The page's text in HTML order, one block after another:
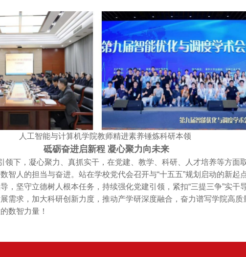
人工智能与计算机学院教师精进素养锤炼科研本领
砥砺奋进启新程 凝心聚力向未来
领下，凝心聚力、真抓实干，在党建、教学、科研、人才培养等方面
智人的担当与奋进。站在学校党代会召开与“十五五”规划启动的新起
，坚守立德树人根本任务，持续强化党建引领，紧扣“三提三争”实干
需求，加大科研创新力度，推动产学研深度融合，奋力谱写学院高
数智力量！